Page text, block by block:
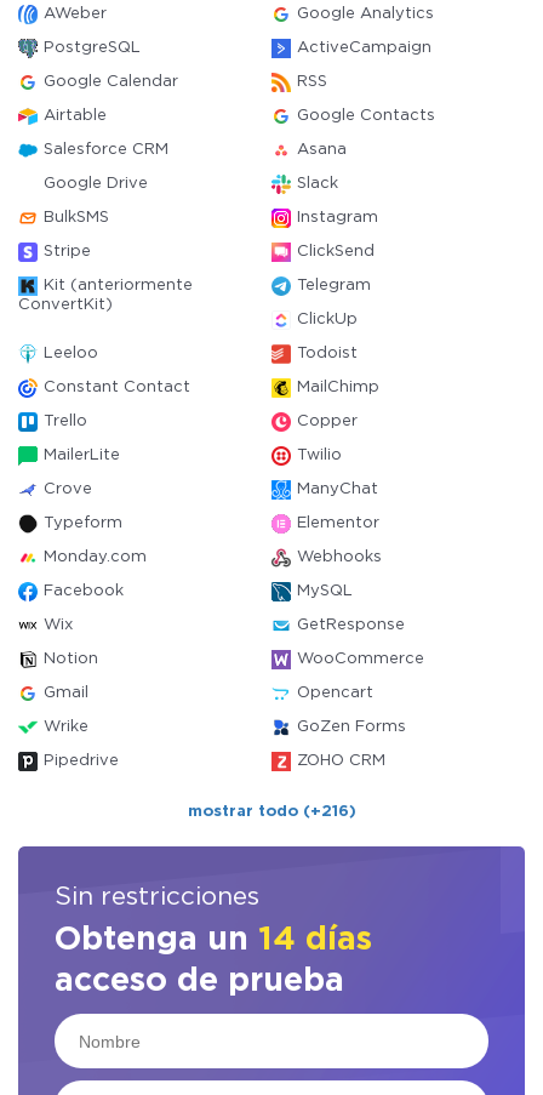
AWeber Google Analytics
PostgreSQL ActiveCampaign
Google Calendar RSS
Airtable Google Contacts
Salesforce CRM Asana
Google Drive Slack
BulkSMS Instagram
Stripe ClickSend
Kit (anteriormente
ConvertKit)
Telegram
ClickUp
Leeloo Todoist
Constant Contact MailChimp
Trello Copper
MailerLite Twilio
Crove ManyChat
Typeform Elementor
Monday.com Webhooks
Facebook MySQL
Wix GetResponse
Notion WooCommerce
Gmail Opencart
Wrike GoZen Forms
Pipedrive ZOHO CRM
mostrar todo (+216)
Sin restricciones
Obtenga un 14 días
acceso de prueba